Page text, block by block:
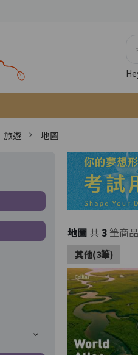
旅遊 地圖
地圖 共3 筆商品
其他(3筆)